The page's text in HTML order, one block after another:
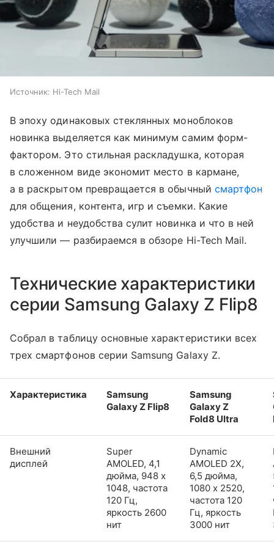
Источник: Hi-Tech Mail
В эпоху одинаковых стеклянных моноблоков
новинка выделяется как минимум самим форм-
фактором. Это стильная раскладушка, которая
в сложенном виде экономит место в кармане,
а в раскрытом превращается в обычный смартфон
для общения, контента, игр и съемки. Какие
удобства и неудобства сулит новинка и что в ней
улучшили — разбираемся в обзоре Hi-Tech Mail.
Технические характеристики
серии Samsung Galaxy Z Flip8
Собрал в таблицу основные характеристики всех
трех смартфонов серии Samsung Galaxy Z.
Характеристика
Samsung
Galaxy Z Flip8
Samsung
Galaxy Z
Fold8 Ultra
Внешний
дисплей
Super
AMOLED, 4,1
дюйма, 948 x
1048, частота
120 Гц,
яркость 2600
нит
Dynamic
AMOLED 2X,
6,5 дюйма,
1080 x 2520,
частота 120
Гц, яркость
3000 нит